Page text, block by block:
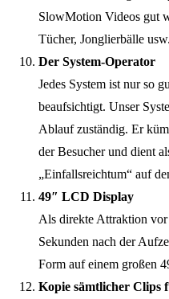
SlowMotion Videos gut
Tücher, Jonglierbälle usw.
Der System-Operator
Jedes System ist nur so
beaufsichtigt. Unser
Ablauf zuständig. Er
der Besucher und dient
„Einfallsreichtum“ auf
49″ LCD Display
Als direkte Attraktion
Sekunden nach der
Form auf einem großen
Kopie sämtlicher Clips